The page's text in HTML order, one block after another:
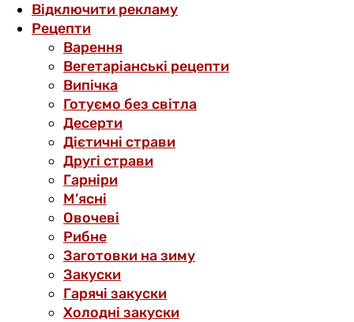
Відключити рекламу
Рецепти
Варення
Вегетаріанські рецепти
Випічка
Готуємо без світла
Десерти
Дієтичні страви
Другі страви
Гарніри
М’ясні
Овочеві
Рибне
Заготовки на зиму
Закуски
Гарячі закуски
Холодні закуски